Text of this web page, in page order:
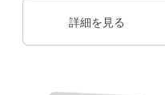
詳細を見る